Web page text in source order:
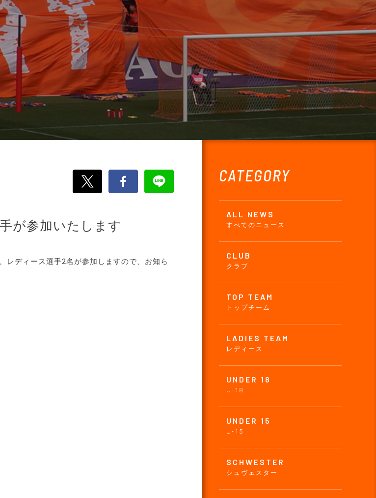
CATEGORY
ALL NEWS
すべてのニュース
CLUB
クラブ
TOP TEAM
トップチーム
LADIES TEAM
レディース
UNDER 18
U-18
UNDER 15
U-15
SCHWESTER
シュヴェスター
が参加いたします
レディース選手2名が参加しますので、お知ら